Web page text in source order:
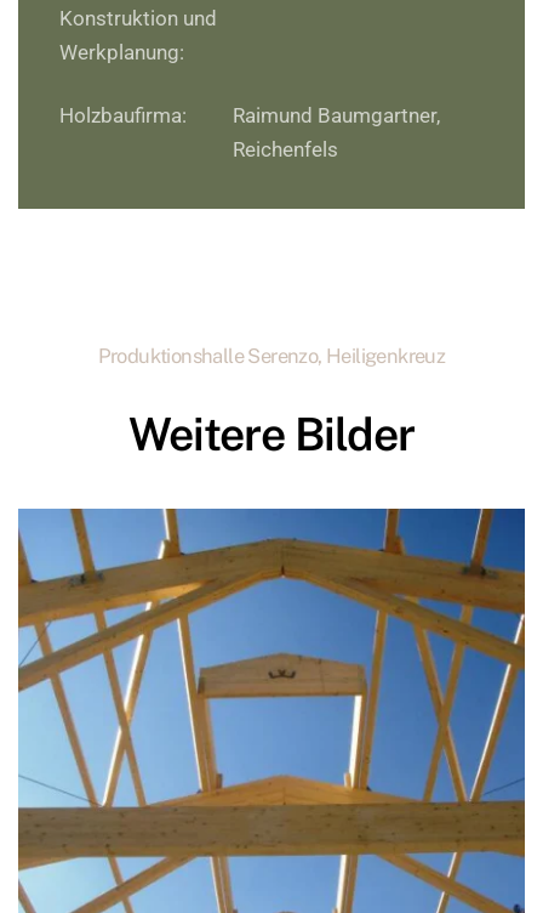
Konstruktion und
Werkplanung:
Holzbaufirma:
Raimund Baumgartner,
Reichenfels
Produktionshalle Serenzo, Heiligenkreuz
Weitere Bilder